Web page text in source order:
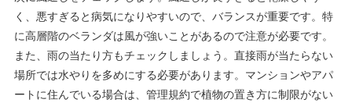
く、悪すぎると病気になりやすいので、バランスが重要です。特
に高層階のベランダは風が強いことがあるので注意が必要です。
また、雨の当たり方もチェックしましょう。直接雨が当たらない
場所では水やりを多めにする必要があります。マンションやアパ
ートに住んでいる場合は、管理規約で植物の置き方に制限がない